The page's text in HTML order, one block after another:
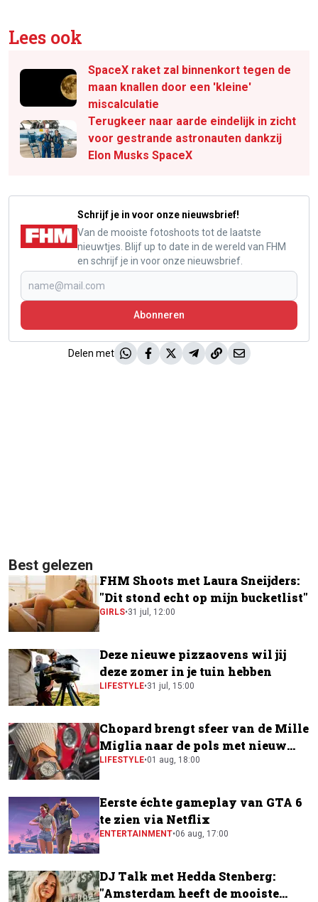
Lees ook
SpaceX raket zal binnenkort tegen de
maan knallen door een 'kleine'
miscalculatie
Terugkeer naar aarde eindelijk in zicht
voor gestrande astronauten dankzij
Elon Musks SpaceX
Schrijf je in voor onze nieuwsbrief!
Van de mooiste fotoshoots tot de laatste
nieuwtjes. Blijf up to date in de wereld van FHM
en schrijf je in voor onze nieuwsbrief.
Abonneren
Delen met
Best gelezen
FHM Shoots met Laura Sneijders:
"Dit stond echt op mijn bucketlist"
GIRLS•31 jul, 12:00
Deze nieuwe pizzaovens wil jij
deze zomer in je tuin hebben
LIFESTYLE•31 jul, 15:00
Chopard brengt sfeer van de Mille
Miglia naar de pols met nieuw
horloge
LIFESTYLE•01 aug, 18:00
Eerste échte gameplay van GTA 6
te zien via Netflix
ENTERTAINMENT•06 aug, 17:00
DJ Talk met Hedda Stenberg:
"Amsterdam heeft de mooiste